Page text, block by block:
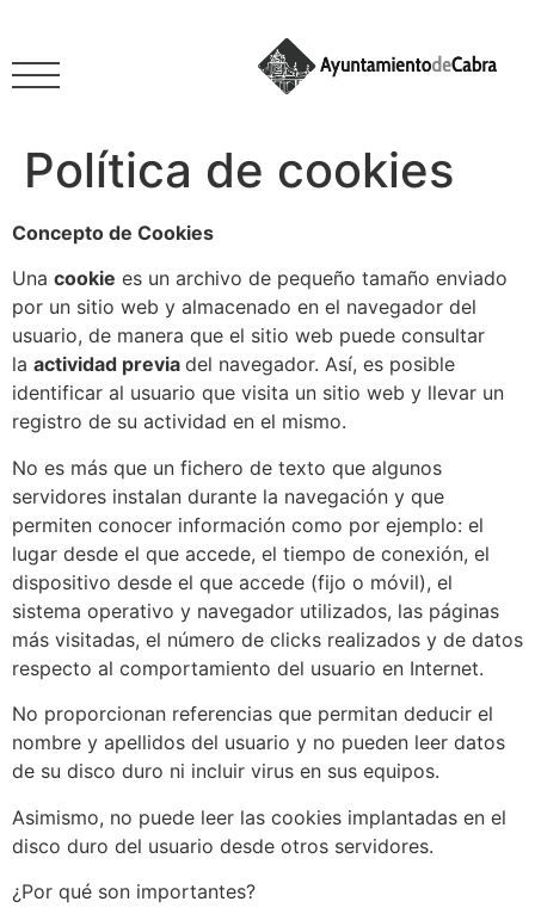
Política de cookies
Concepto de Cookies
Una cookie es un archivo de pequeño tamaño enviado
por un sitio web y almacenado en el navegador del
usuario, de manera que el sitio web puede consultar
la actividad previa del navegador. Así, es posible
identificar al usuario que visita un sitio web y llevar un
registro de su actividad en el mismo.
No es más que un fichero de texto que algunos
servidores instalan durante la navegación y que
permiten conocer información como por ejemplo: el
lugar desde el que accede, el tiempo de conexión, el
dispositivo desde el que accede (fijo o móvil), el
sistema operativo y navegador utilizados, las páginas
más visitadas, el número de clicks realizados y de datos
respecto al comportamiento del usuario en Internet.
No proporcionan referencias que permitan deducir el
nombre y apellidos del usuario y no pueden leer datos
de su disco duro ni incluir virus en sus equipos.
Asimismo, no puede leer las cookies implantadas en el
disco duro del usuario desde otros servidores.
¿Por qué son importantes?